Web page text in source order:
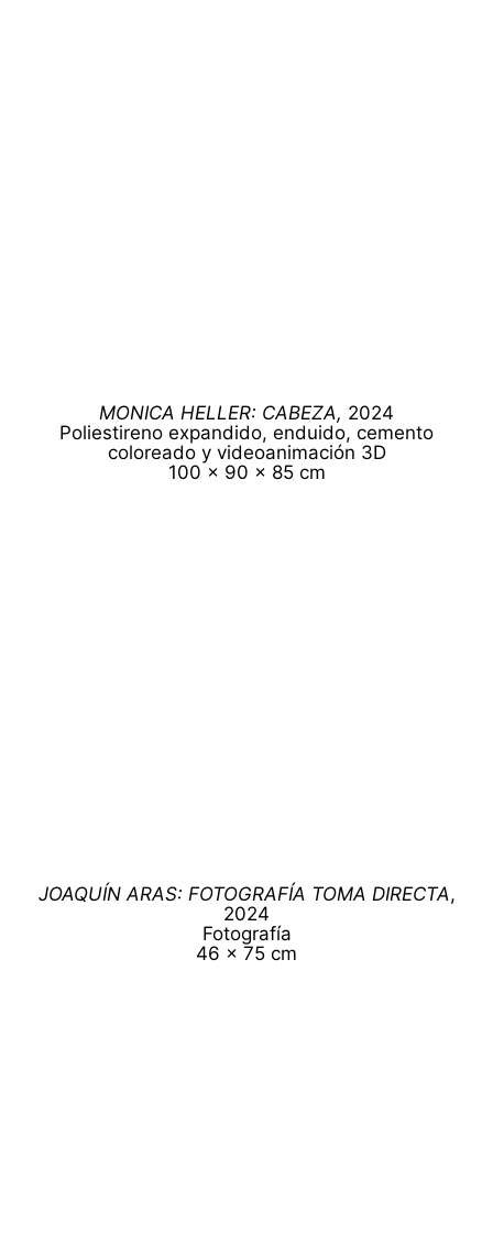
MONICA HELLER: CABEZA, 2024
Poliestireno expandido, enduido, cemento
coloreado y videoanimación 3D
100 x 90 x 85 cm
JOAQUÍN ARAS: FOTOGRAFÍA TOMA DIRECTA,
2024
Fotografía
46 x 75 cm